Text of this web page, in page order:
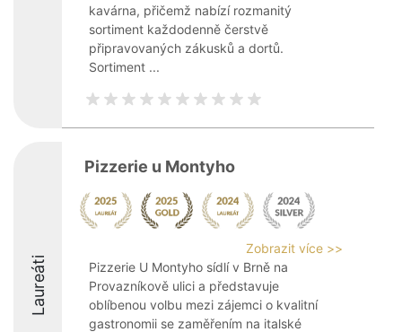
kavárna, přičemž nabízí rozmanitý
sortiment každodenně čerstvě
připravovaných zákusků a dortů.
Sortiment ...
Laureáti
Pizzerie u Montyho
Zobrazit více >>
Pizzerie U Montyho sídlí v Brně na
Provazníkově ulici a představuje
oblíbenou volbu mezi zájemci o kvalitní
gastronomii se zaměřením na italské